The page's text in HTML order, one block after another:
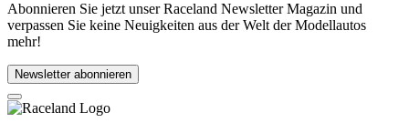
Abonnieren Sie jetzt unser Raceland Newsletter Magazin und
verpassen Sie keine Neuigkeiten aus der Welt der Modellautos
mehr!
Newsletter abonnieren